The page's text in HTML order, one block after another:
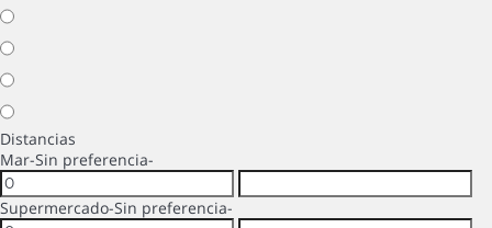
Distancias
Mar-Sin preferencia-
Supermercado-Sin preferencia-